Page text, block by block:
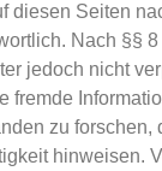
diesen Seiten
Nach §§
jedoch nicht
fremde
zu forschen,
hinweisen.